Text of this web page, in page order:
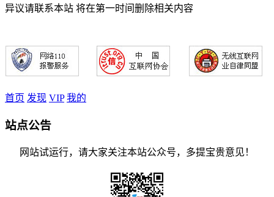
异议请联系本站 将在第一时间删除相关内容
首页 发现 VIP 我的
站点公告
网站试运行，请大家关注本站公众号，多提宝贵意见！